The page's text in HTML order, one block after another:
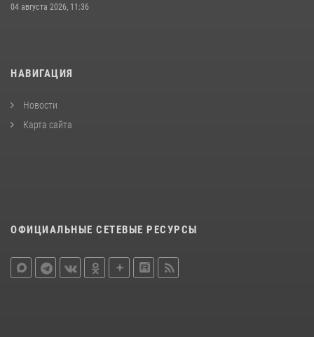
04 августа 2026, 11:36
НАВИГАЦИЯ
Новости
Карта сайта
ОФИЦИАЛЬНЫЕ СЕТЕВЫЕ РЕСУРСЫ